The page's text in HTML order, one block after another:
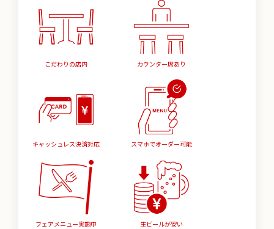
こだわりの店内 カウンター席あり
キャッシュレス決済対応 スマホでオーダー可能
フェアメニュー実施中 生ビールが安い